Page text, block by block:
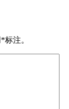
*标注。